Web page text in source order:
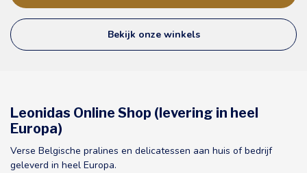
Bekijk onze winkels
Leonidas Online Shop (levering in heel
Europa)
Verse Belgische pralines en delicatessen aan huis of bedrijf
geleverd in heel Europa.